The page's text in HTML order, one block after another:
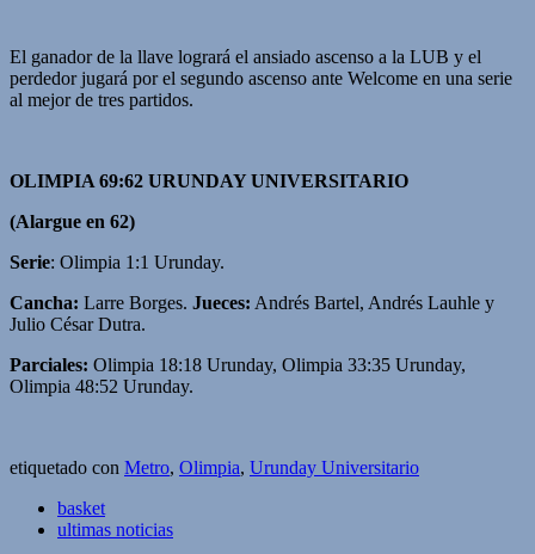
El ganador de la llave logrará el ansiado ascenso a la LUB y el
perdedor jugará por el segundo ascenso ante Welcome en una serie
al mejor de tres partidos.
OLIMPIA 69:62 URUNDAY UNIVERSITARIO
(Alargue en 62)
Serie: Olimpia 1:1 Urunday.
Cancha: Larre Borges. Jueces: Andrés Bartel, Andrés Lauhle y
Julio César Dutra.
Parciales: Olimpia 18:18 Urunday, Olimpia 33:35 Urunday,
Olimpia 48:52 Urunday.
etiquetado con Metro, Olimpia, Urunday Universitario
basket
ultimas noticias